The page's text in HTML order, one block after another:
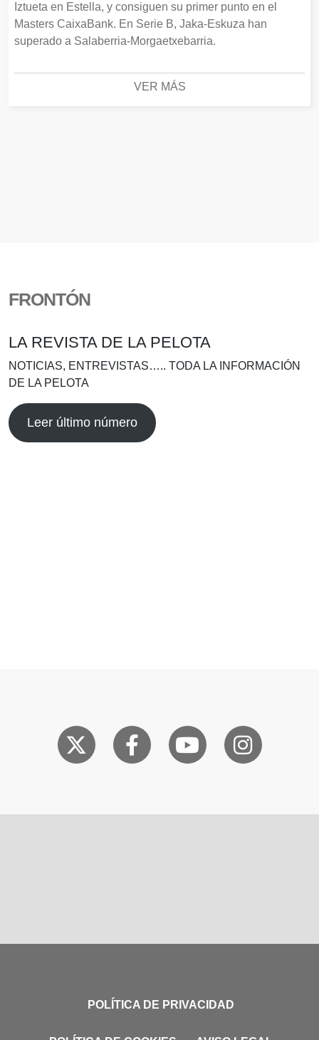
Iztueta en Estella, y consiguen su primer punto en el
Masters CaixaBank. En Serie B, Jaka-Eskuza han
superado a Salaberria-Morgaetxebarria.
VER MÁS
FRONTÓN
LA REVISTA DE LA PELOTA
NOTICIAS, ENTREVISTAS….. TODA LA INFORMACIÓN
DE LA PELOTA
Leer último número
POLÍTICA DE PRIVACIDAD